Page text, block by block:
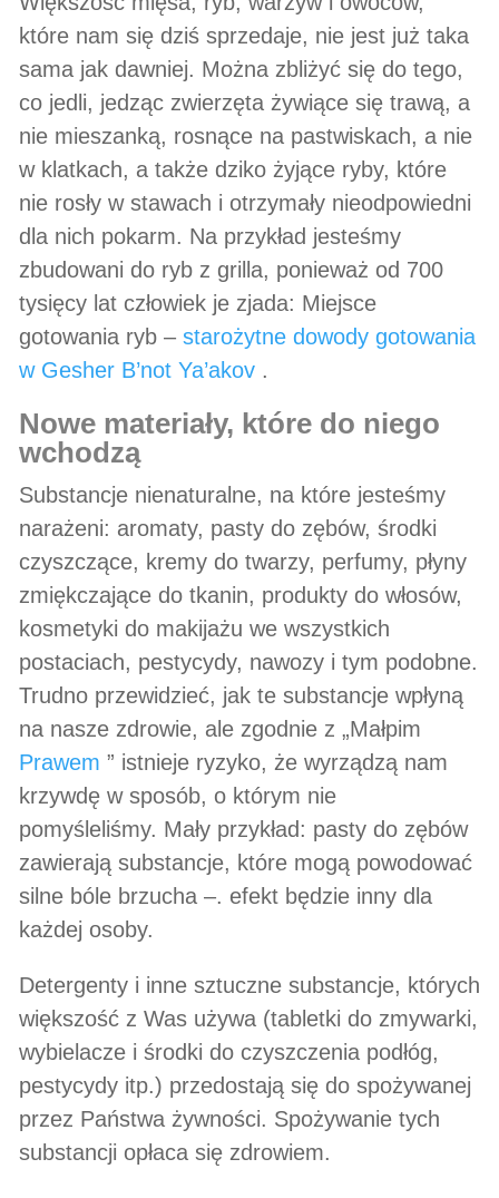
które nam się dziś sprzedaje, nie jest już taka
sama jak dawniej. Można zbliżyć się do tego,
co jedli, jedząc zwierzęta żywiące się trawą, a
nie mieszanką, rosnące na pastwiskach, a nie
w klatkach, a także dziko żyjące ryby, które
nie rosły w stawach i otrzymały nieodpowiedni
dla nich pokarm. Na przykład jesteśmy
zbudowani do ryb z grilla, ponieważ od 700
tysięcy lat człowiek je zjada: Miejsce
gotowania ryb – starożytne dowody gotowania
w Gesher B’not Ya’akov .
nowe materiały, które do niego
wchodzą
Substancje nienaturalne, na które jesteśmy
narażeni: aromaty, pasty do zębów, środki
czyszczące, kremy do twarzy, perfumy, płyny
zmiękczające do tkanin, produkty do włosów,
kosmetyki do makijażu we wszystkich
postaciach, pestycydy, nawozy i tym podobne.
Trudno przewidzieć, jak te substancje wpłyną
na nasze zdrowie, ale zgodnie z „Małpim
Prawem ” istnieje ryzyko, że wyrządzą nam
krzywdę w sposób, o którym nie
pomyśleliśmy. Mały przykład: pasty do zębów
zawierają substancje, które mogą powodować
silne bóle brzucha –. efekt będzie inny dla
każdej osoby.
Detergenty i inne sztuczne substancje, których
większość z Was używa (tabletki do zmywarki,
wybielacze i środki do czyszczenia podłóg,
pestycydy itp.) przedostają się do spożywanej
przez Państwa żywności. Spożywanie tych
substancji opłaca się zdrowiem.